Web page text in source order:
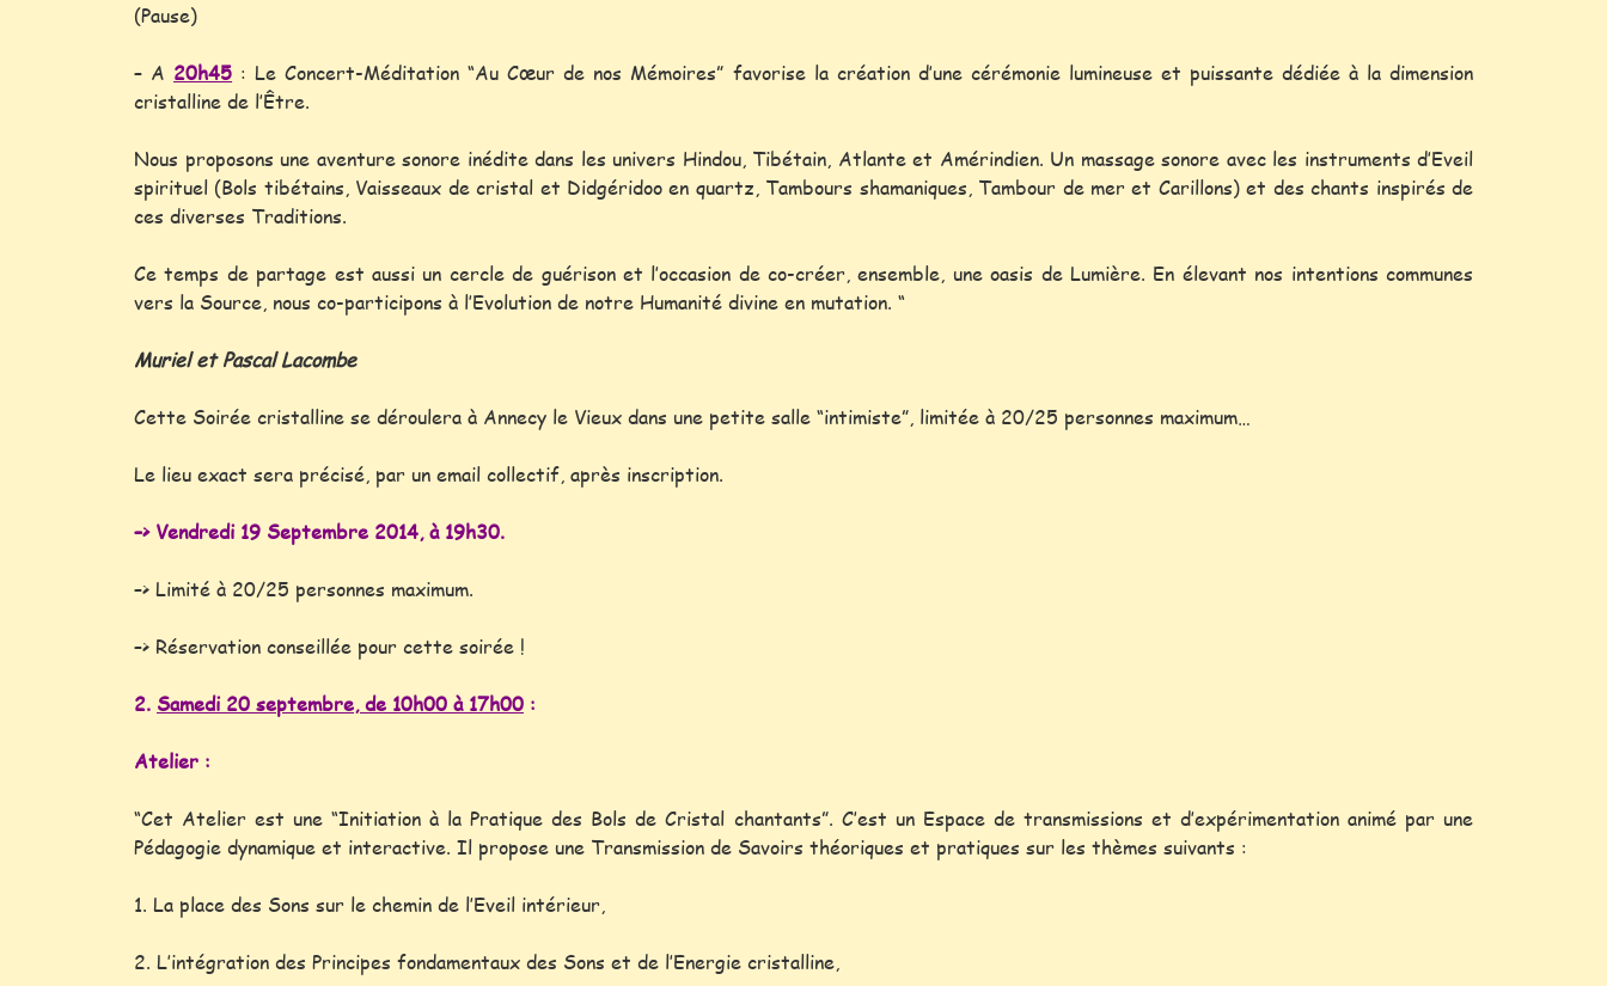
(Pause)
– A 20h45 : Le Concert-Méditation “Au Cœur de nos Mémoires” favorise la création d’une cérémonie lumineuse et puissante dédiée à la dimension
cristalline de l’Être.
Nous proposons une aventure sonore inédite dans les univers Hindou, Tibétain, Atlante et Amérindien. Un massage sonore avec les instruments d’Eveil
spirituel (Bols tibétains, Vaisseaux de cristal et Didgéridoo en quartz, Tambours shamaniques, Tambour de mer et Carillons) et des chants inspirés de
ces diverses Traditions.
Ce temps de partage est aussi un cercle de guérison et l’occasion de co-créer, ensemble, une oasis de Lumière. En élevant nos intentions communes
vers la Source, nous co-participons à l’Evolution de notre Humanité divine en mutation. “
Muriel et Pascal Lacombe
Cette Soirée cristalline se déroulera à Annecy le Vieux dans une petite salle “intimiste”, limitée à 20/25 personnes maximum…
Le lieu exact sera précisé, par un email collectif, après inscription.
–> Vendredi 19 Septembre 2014, à 19h30.
–> Limité à 20/25 personnes maximum.
–> Réservation conseillée pour cette soirée !
2. Samedi 20 septembre, de 10h00 à 17h00 :
Atelier :
“Cet Atelier est une “Initiation à la Pratique des Bols de Cristal chantants”. C’est un Espace de transmissions et d’expérimentation animé par une
Pédagogie dynamique et interactive. Il propose une Transmission de Savoirs théoriques et pratiques sur les thèmes suivants :
1. La place des Sons sur le chemin de l’Eveil intérieur,
2. L’intégration des Principes fondamentaux des Sons et de l’Energie cristalline,